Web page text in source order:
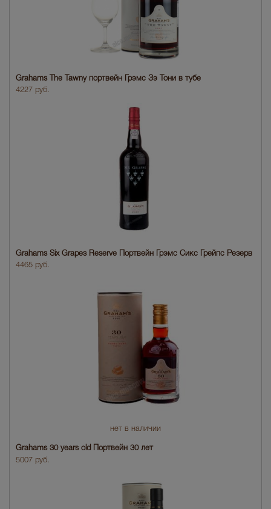
Grahams The Tawny портвейн Грэмс Зэ Тони в тубе
4227 руб.
Grahams Six Grapes Reserve Портвейн Грэмс Сикс Грейпс Резерв
4465 руб.
нет в наличии
Grahams 30 years old Портвейн 30 лет
5007 руб.